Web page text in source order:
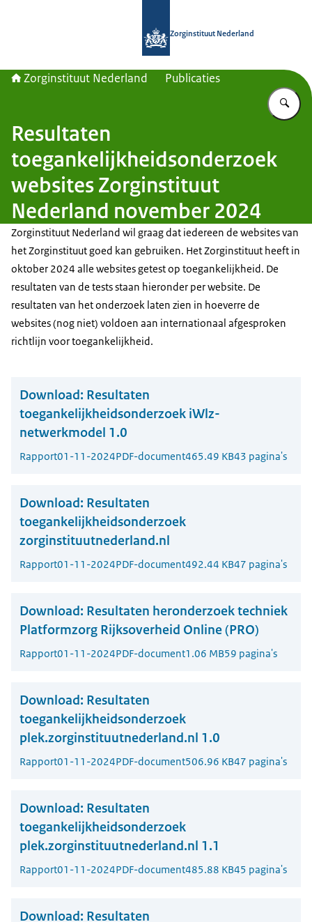
Zorginstituut Nederland
Zorginstituut Nederland Publicaties
Resultaten
toegankelijkheidsonderzoek
websites Zorginstituut
Nederland november 2024
Zorginstituut Nederland wil graag dat iedereen de websites van
het Zorginstituut goed kan gebruiken. Het Zorginstituut heeft in
oktober 2024 alle websites getest op toegankelijkheid. De
resultaten van de tests staan hieronder per website. De
resultaten van het onderzoek laten zien in hoeverre de
websites (nog niet) voldoen aan internationaal afgesproken
richtlijn voor toegankelijkheid.
Download: Resultaten
toegankelijkheidsonderzoek iWlz-
netwerkmodel 1.0
Rapport01-11-2024PDF-document465.49 KB43 pagina's
Download: Resultaten
toegankelijkheidsonderzoek
zorginstituutnederland.nl
Rapport01-11-2024PDF-document492.44 KB47 pagina's
Download: Resultaten heronderzoek techniek
Platformzorg Rijksoverheid Online (PRO)
Rapport01-11-2024PDF-document1.06 MB59 pagina's
Download: Resultaten
toegankelijkheidsonderzoek
plek.zorginstituutnederland.nl 1.0
Rapport01-11-2024PDF-document506.96 KB47 pagina's
Download: Resultaten
toegankelijkheidsonderzoek
plek.zorginstituutnederland.nl 1.1
Rapport01-11-2024PDF-document485.88 KB45 pagina's
Download: Resultaten